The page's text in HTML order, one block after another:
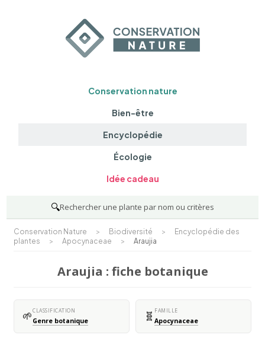
Conservation nature
Bien-être
Encyclopédie
Écologie
Idée cadeau
🔍Rechercher une plante par nom ou critères
Conservation Nature > Biodiversité >
Encyclopédie des
plantes
> Apocynaceae > Araujia
Araujia : fiche botanique
🌱CLASSIFICATION
Genre botanique 🧬 FAMILLE
Apocynaceae